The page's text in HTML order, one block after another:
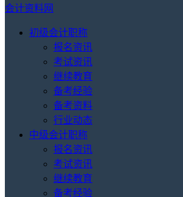
会计资料网
初级会计职称
报名资讯
考试资讯
继续教育
备考经验
备考资料
行业动态
中级会计职称
报名资讯
考试资讯
继续教育
备考经验